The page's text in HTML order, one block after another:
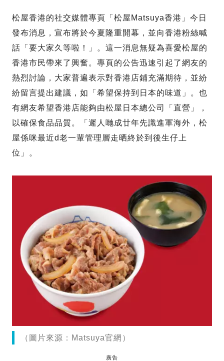
松屋香港的社交媒體專頁「松屋Matsuya香港」今日
發布消息，宣布將於今夏隆重開幕，並向香港粉絲喊
話「要大家久等啦！」。這一消息無疑為喜愛松屋的
香港市民帶來了興奮。專頁的公告迅速引起了網友的
熱烈討論，大家普遍表示對香港店鋪充滿期待，並紛
紛留言提出建議，如「希望保持到日本的味道」。也
有網友希望香港店能夠由松屋日本總公司「直營」，
以確保食品品質。「遲人哋成廿年先識進軍海外，松
屋係咪最近d老一輩管理層走晒終於到後生仔上
位」。
（圖片來源：Matsuya官網）
廣告